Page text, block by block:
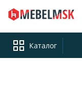
Каталог